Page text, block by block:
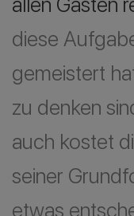
diese
gemeistert
zu denken
auch kostet
seiner
etwas